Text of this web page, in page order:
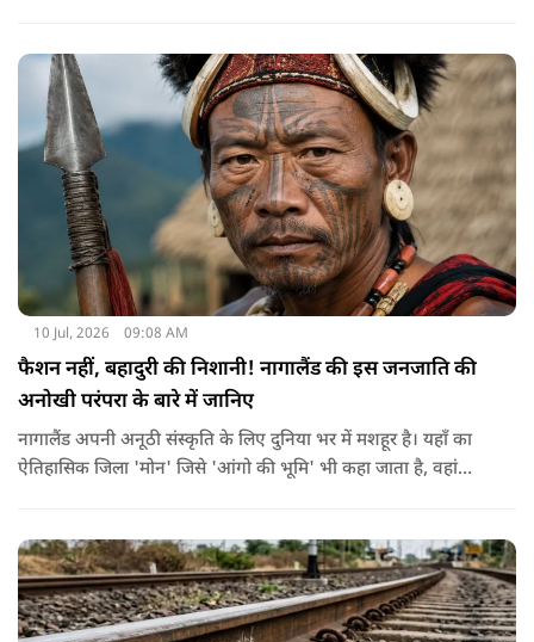
होना चाहिए। इसीलिए ड्राइविंग करते समय कुछ भी खाना पीना यहाँ मना
है। अगर आप ऐसा करते हैं तो आपको फाइन भरना पड़ सकता है।
10 Jul, 2026 09:08 AM
फैशन नहीं, बहादुरी की निशानी! नागालैंड की इस जनजाति की
अनोखी परंपरा के बारे में जानिए
नागालैंड अपनी अनूठी संस्कृति के लिए दुनिया भर में मशहूर है। यहाँ का
ऐतिहासिक जिला 'मोन' जिसे 'आंगो की भूमि' भी कहा जाता है, वहां